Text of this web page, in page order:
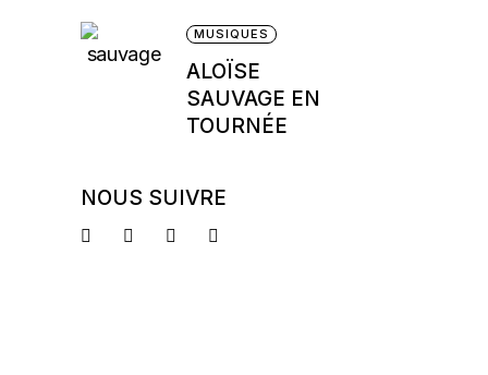
MUSIQUES
ALOÏSE
SAUVAGE EN
TOURNÉE
NOUS SUIVRE